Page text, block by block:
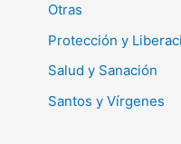
Otras
Protección y
Salud y Sanación
Santos y Vírgenes